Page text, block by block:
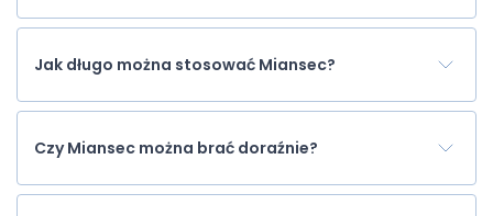
Jak długo można stosować Miansec?
Czy Miansec można brać doraźnie?